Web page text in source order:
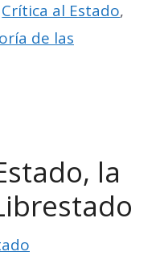
Crítica al Estado,
de las
la